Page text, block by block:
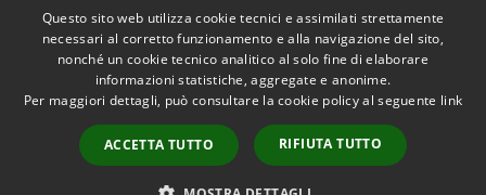
Accessibilità
Copyright © 2026 • Comune di
Dalmine • Powered by
Municipium•
Accesso
redazione
Questo sito web utilizza cookie tecnici e assimilati strettamente
necessari al corretto funzionamento e alla navigazione del sito,
nonché un cookie tecnico analitico al solo fine di elaborare
informazioni statistiche, aggregate e anonime.
Per maggiori dettagli, può consultare la cookie policy al seguente link
ACCETTA TUTTO RIFIUTA TUTTO